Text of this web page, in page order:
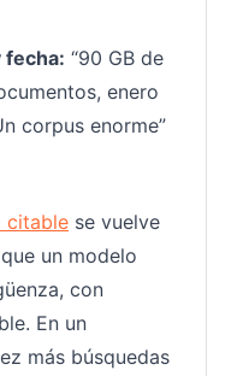
fecha: “90 GB de
enero
corpus enorme”
citable se vuelve
un modelo
con
En un
más búsquedas